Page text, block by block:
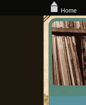
Home